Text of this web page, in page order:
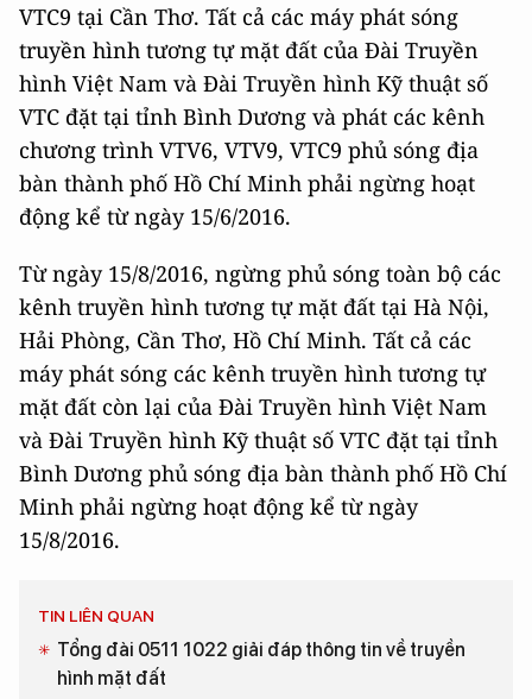
VTC9 tại Cần Thơ. Tất cả các máy phát sóng
truyền hình tương tự mặt đất của Đài Truyền
hình Việt Nam và Đài Truyền hình Kỹ thuật số
VTC đặt tại tỉnh Bình Dương và phát các kênh
chương trình VTV6, VTV9, VTC9 phủ sóng địa
bàn thành phố Hồ Chí Minh phải ngừng hoạt
động kể từ ngày 15/6/2016.
Từ ngày 15/8/2016, ngừng phủ sóng toàn bộ các
kênh truyền hình tương tự mặt đất tại Hà Nội,
Hải Phòng, Cần Thơ, Hồ Chí Minh. Tất cả các
máy phát sóng các kênh truyền hình tương tự
mặt đất còn lại của Đài Truyền hình Việt Nam
và Đài Truyền hình Kỹ thuật số VTC đặt tại tỉnh
Bình Dương phủ sóng địa bàn thành phố Hồ Chí
Minh phải ngừng hoạt động kể từ ngày
15/8/2016.
TIN LIÊN QUAN
Tổng đài 0511 1022 giải đáp thông tin về truyền
hình mặt đất